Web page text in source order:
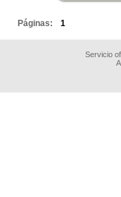
Páginas: 1
Servicio